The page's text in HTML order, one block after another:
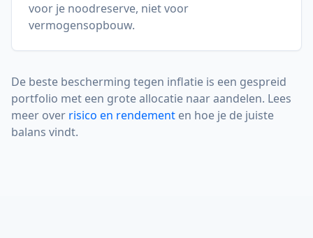
voor je noodreserve, niet voor
vermogensopbouw.
De beste bescherming tegen inflatie is een gespreid
portfolio met een grote allocatie naar aandelen. Lees
meer over risico en rendement en hoe je de juiste
balans vindt.